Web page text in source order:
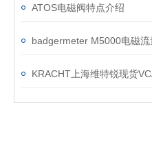
ATOS电磁阀特点介绍